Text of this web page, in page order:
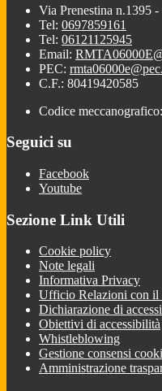
Via Prenestina n.1395
Tel: 0697859161
Tel: 06121125945
Email:
PEC:
C.F.: 80419420585
Codice
Seguici su
Facebook
Youtube
Sezione Link Utili
Cookie policy
Note legali
Informativa Privacy
Ufficio Relazioni con il
Dichiarazione di
Obiettivi di accessibilità
Whistleblowing
Gestione consensi
Amministrazione